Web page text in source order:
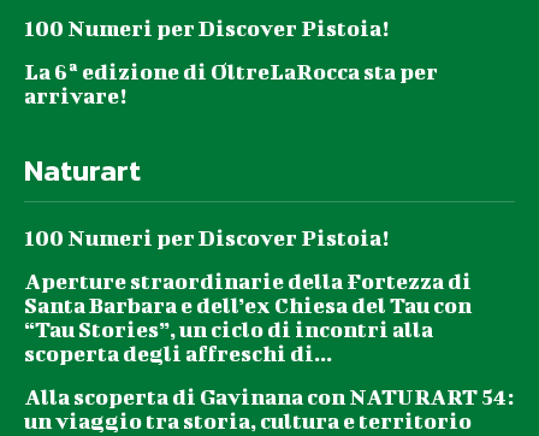
100 Numeri per Discover Pistoia!
La 6ª edizione di OltreLaRocca sta per
arrivare!
Naturart
100 Numeri per Discover Pistoia!
Aperture straordinarie della Fortezza di
Santa Barbara e dell’ex Chiesa del Tau con
“Tau Stories”, un ciclo di incontri alla
scoperta degli affreschi di...
Alla scoperta di Gavinana con NATURART 54:
un viaggio tra storia, cultura e territorio